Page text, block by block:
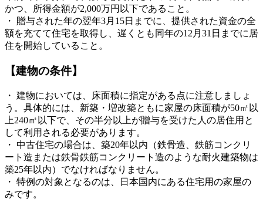
かつ、所得金額が2,000万円以下であること。
・ 贈与された年の翌年3月15日までに、提供された資金の全
額を充てて住宅を取得し、遅くとも同年の12月31日までに居
住を開始していること。
【建物の条件】
・ 建物においては、床面積に指定がある点に注意しましょ
う。具体的には、新築・増改築ともに家屋の床面積が50㎡以
上240㎡以下で、その半分以上が贈与を受けた人の居住用と
して利用される必要があります。
・ 中古住宅の場合は、築20年以内（鉄骨造、鉄筋コンクリ
ート造または鉄骨鉄筋コンクリート造のような耐火建築物は
築25年以内）でなければなりません。
・ 特例の対象となるのは、日本国内にある住宅用の家屋の
みです。